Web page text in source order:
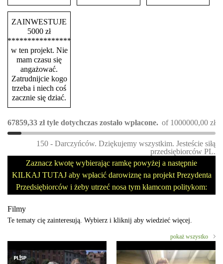
ZAINWESTUJE
5000 zł
****************
w ten projekt. Nie
mam czasu się
angażować.
Zatrudnijcie kogo
trzeba i niech coś
zacznie się dziać.
67859,33 zł tyle dotychczas zostało wpłacone. of 1000000,00 zł
150 - Darczyńców. Dziękujemy wszystkim. Jesteście siłą
przedsiębiorców PL.
Zaznacz kwotę wybierając ramkę powyżej a następnie
KILKAJ TUTAJ aby wpłacić darowiznę na projekt Prezydenta
Przedsiębiorców i żeby utrzeć nosa tym kłamcom politykom:
Filmy
Te tematy cię zainteresują. Wybierz i kliknij aby wiedzieć więcej.
pokaż wszystko